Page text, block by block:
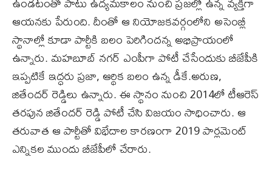
ఆయ‌న‌కు పేరుంది. దీంతో ఆ నియోజ‌కవ‌ర్గంలోని అసెంబ్లీ
స్థానాల్లో కూడా పార్టీకి బలం పెరిగిందన్న అభిప్రాయంలో
ఉన్నారు. మ‌హ‌బూబ్ న‌గ‌ర్ ఎంపీగా పోటీ చేసేందుకు బీజేపీకి
ఇప్పటికే ఇద్ధరు ప్రజా, ఆర్థిక బలం ఉన్న డీకే.అరుణ,
జితేందర్‌ రెడ్డిలు ఉన్నారు. ఈ స్థానం నుంచి 2014లో టీఆరెస్
తరపున జితేందర్‌ రెడ్డి పోటీ చేసి విజయం సాధించారు. ఆ
తరువాత ఆ పార్టీతో విభేదాల కారణంగా 2019 పార్లమెంట్‌
ఎన్నికల ముందు బీజేపీలో చేరారు.